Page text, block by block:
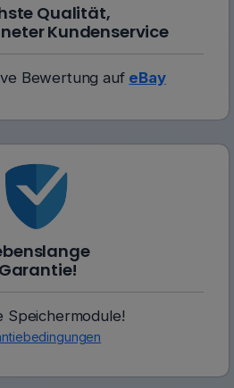
Qualität,
Kundenservice
Bewertung auf eBay
Garantie!
Speichermodule!